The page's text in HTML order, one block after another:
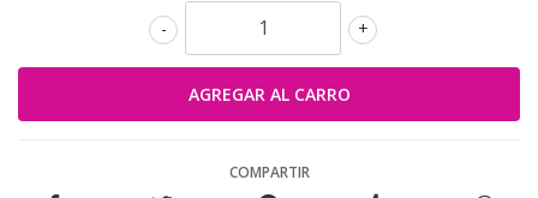
+
-
COMPARTIR